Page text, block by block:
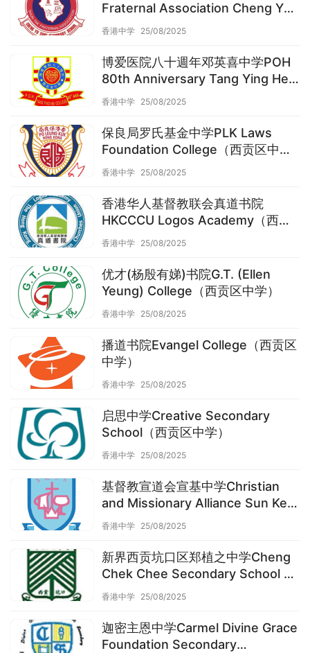
Fraternal Association Cheng Yu
Tung Secondary School（西贡区
香港中学 25/08/2025
博爱医院八十週年邓英喜中学POH
80th Anniversary Tang Ying Hei
College（西贡区中学）
香港中学 25/08/2025
保良局罗氏基金中学PLK Laws
Foundation College（西贡区中
学）
香港中学 25/08/2025
香港华人基督教联会真道书院
HKCCCU Logos Academy（西贡
区中学）
香港中学 25/08/2025
优才(杨殷有娣)书院G.T. (Ellen
Yeung) College（西贡区中学）
香港中学 25/08/2025
播道书院Evangel College（西贡区
中学）
香港中学 25/08/2025
启思中学Creative Secondary
School（西贡区中学）
香港中学 25/08/2025
基督教宣道会宣基中学Christian
and Missionary Alliance Sun Kei
Secondary School（西贡区中学）
香港中学 25/08/2025
新界西贡坑口区郑植之中学Cheng
Chek Chee Secondary School of
Sai Kung and Hang Hau District,
香港中学 25/08/2025
迦密主恩中学Carmel Divine Grace
Foundation Secondary